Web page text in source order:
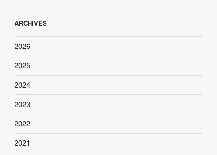
ARCHIVES
2026
2025
2024
2023
2022
2021